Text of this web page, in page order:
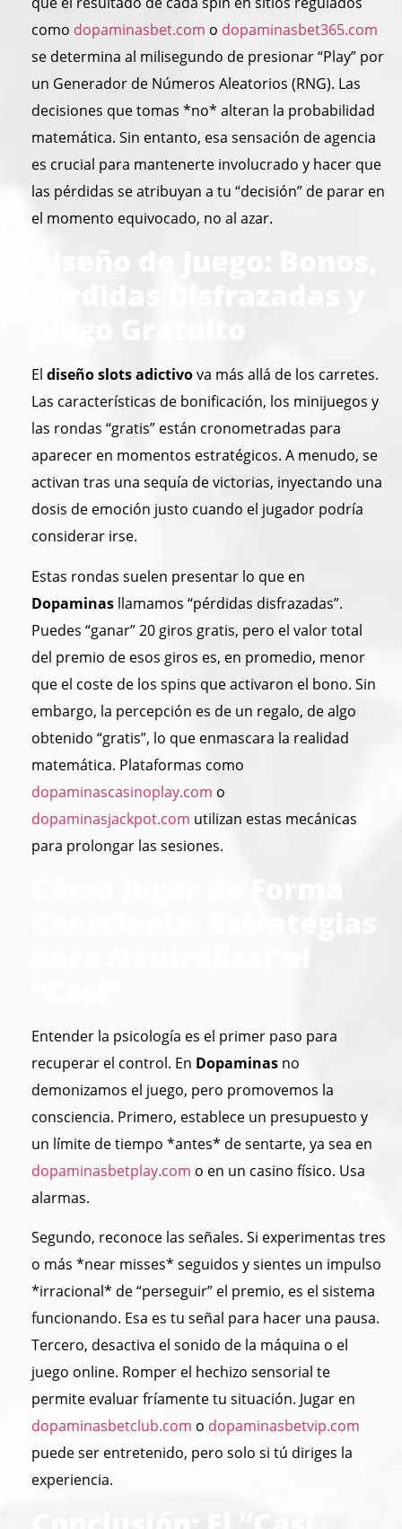
como dopaminasbet.com o dopaminasbet365.com
se determina al milisegundo de presionar “Play” por
un Generador de Números Aleatorios (RNG). Las
decisiones que tomas *no* alteran la probabilidad
matemática. Sin entanto, esa sensación de agencia
es crucial para mantenerte involucrado y hacer que
las pérdidas se atribuyan a tu “decisión” de parar en
el momento equivocado, no al azar.
El diseño slots adictivova más allá de los carretes.
Las características de bonificación, los minijuegos y
las rondas “gratis” están cronometradas para
aparecer en momentos estratégicos. A menudo, se
activan tras una sequía de victorias, inyectando una
dosis de emoción justo cuando el jugador podría
considerar irse.
Estas rondas suelen presentar lo que en
Dopaminas llamamos “pérdidas disfrazadas”.
Puedes “ganar” 20 giros gratis, pero el valor total
del premio de esos giros es, en promedio, menor
que el coste de los spins que activaron el bono. Sin
embargo, la percepción es de un regalo, de algo
obtenido “gratis”, lo que enmascara la realidad
matemática. Plataformas como
dopaminascasinoplay.com o
dopaminasjackpot.com utilizan estas mecánicas
para prolongar las sesiones.
Entender la psicología es el primer paso para
recuperar el control. En Dopaminas no
demonizamos el juego, pero promovemos la
consciencia. Primero, establece un presupuesto y
un límite de tiempo *antes* de sentarte, ya sea en
dopaminasbetplay.com o en un casino físico. Usa
alarmas.
Segundo, reconoce las señales. Si experimentas tres
o más *near misses* seguidos y sientes un impulso
*irracional* de “perseguir” el premio, es el sistema
funcionando. Esa es tu señal para hacer una pausa.
Tercero, desactiva el sonido de la máquina o el
juego online. Romper el hechizo sensorial te
permite evaluar fríamente tu situación. Jugar en
dopaminasbetclub.com o dopaminasbetvip.com
puede ser entretenido, pero solo si tú diriges la
experiencia.